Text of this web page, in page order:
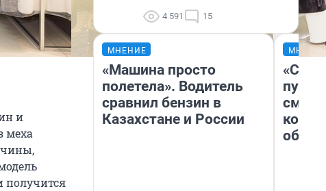
и
меха
получится
4 591 15
МНЕНИЕ
«Машина просто
полетела». Водитель
сравнил бензин в
Казахстане и России